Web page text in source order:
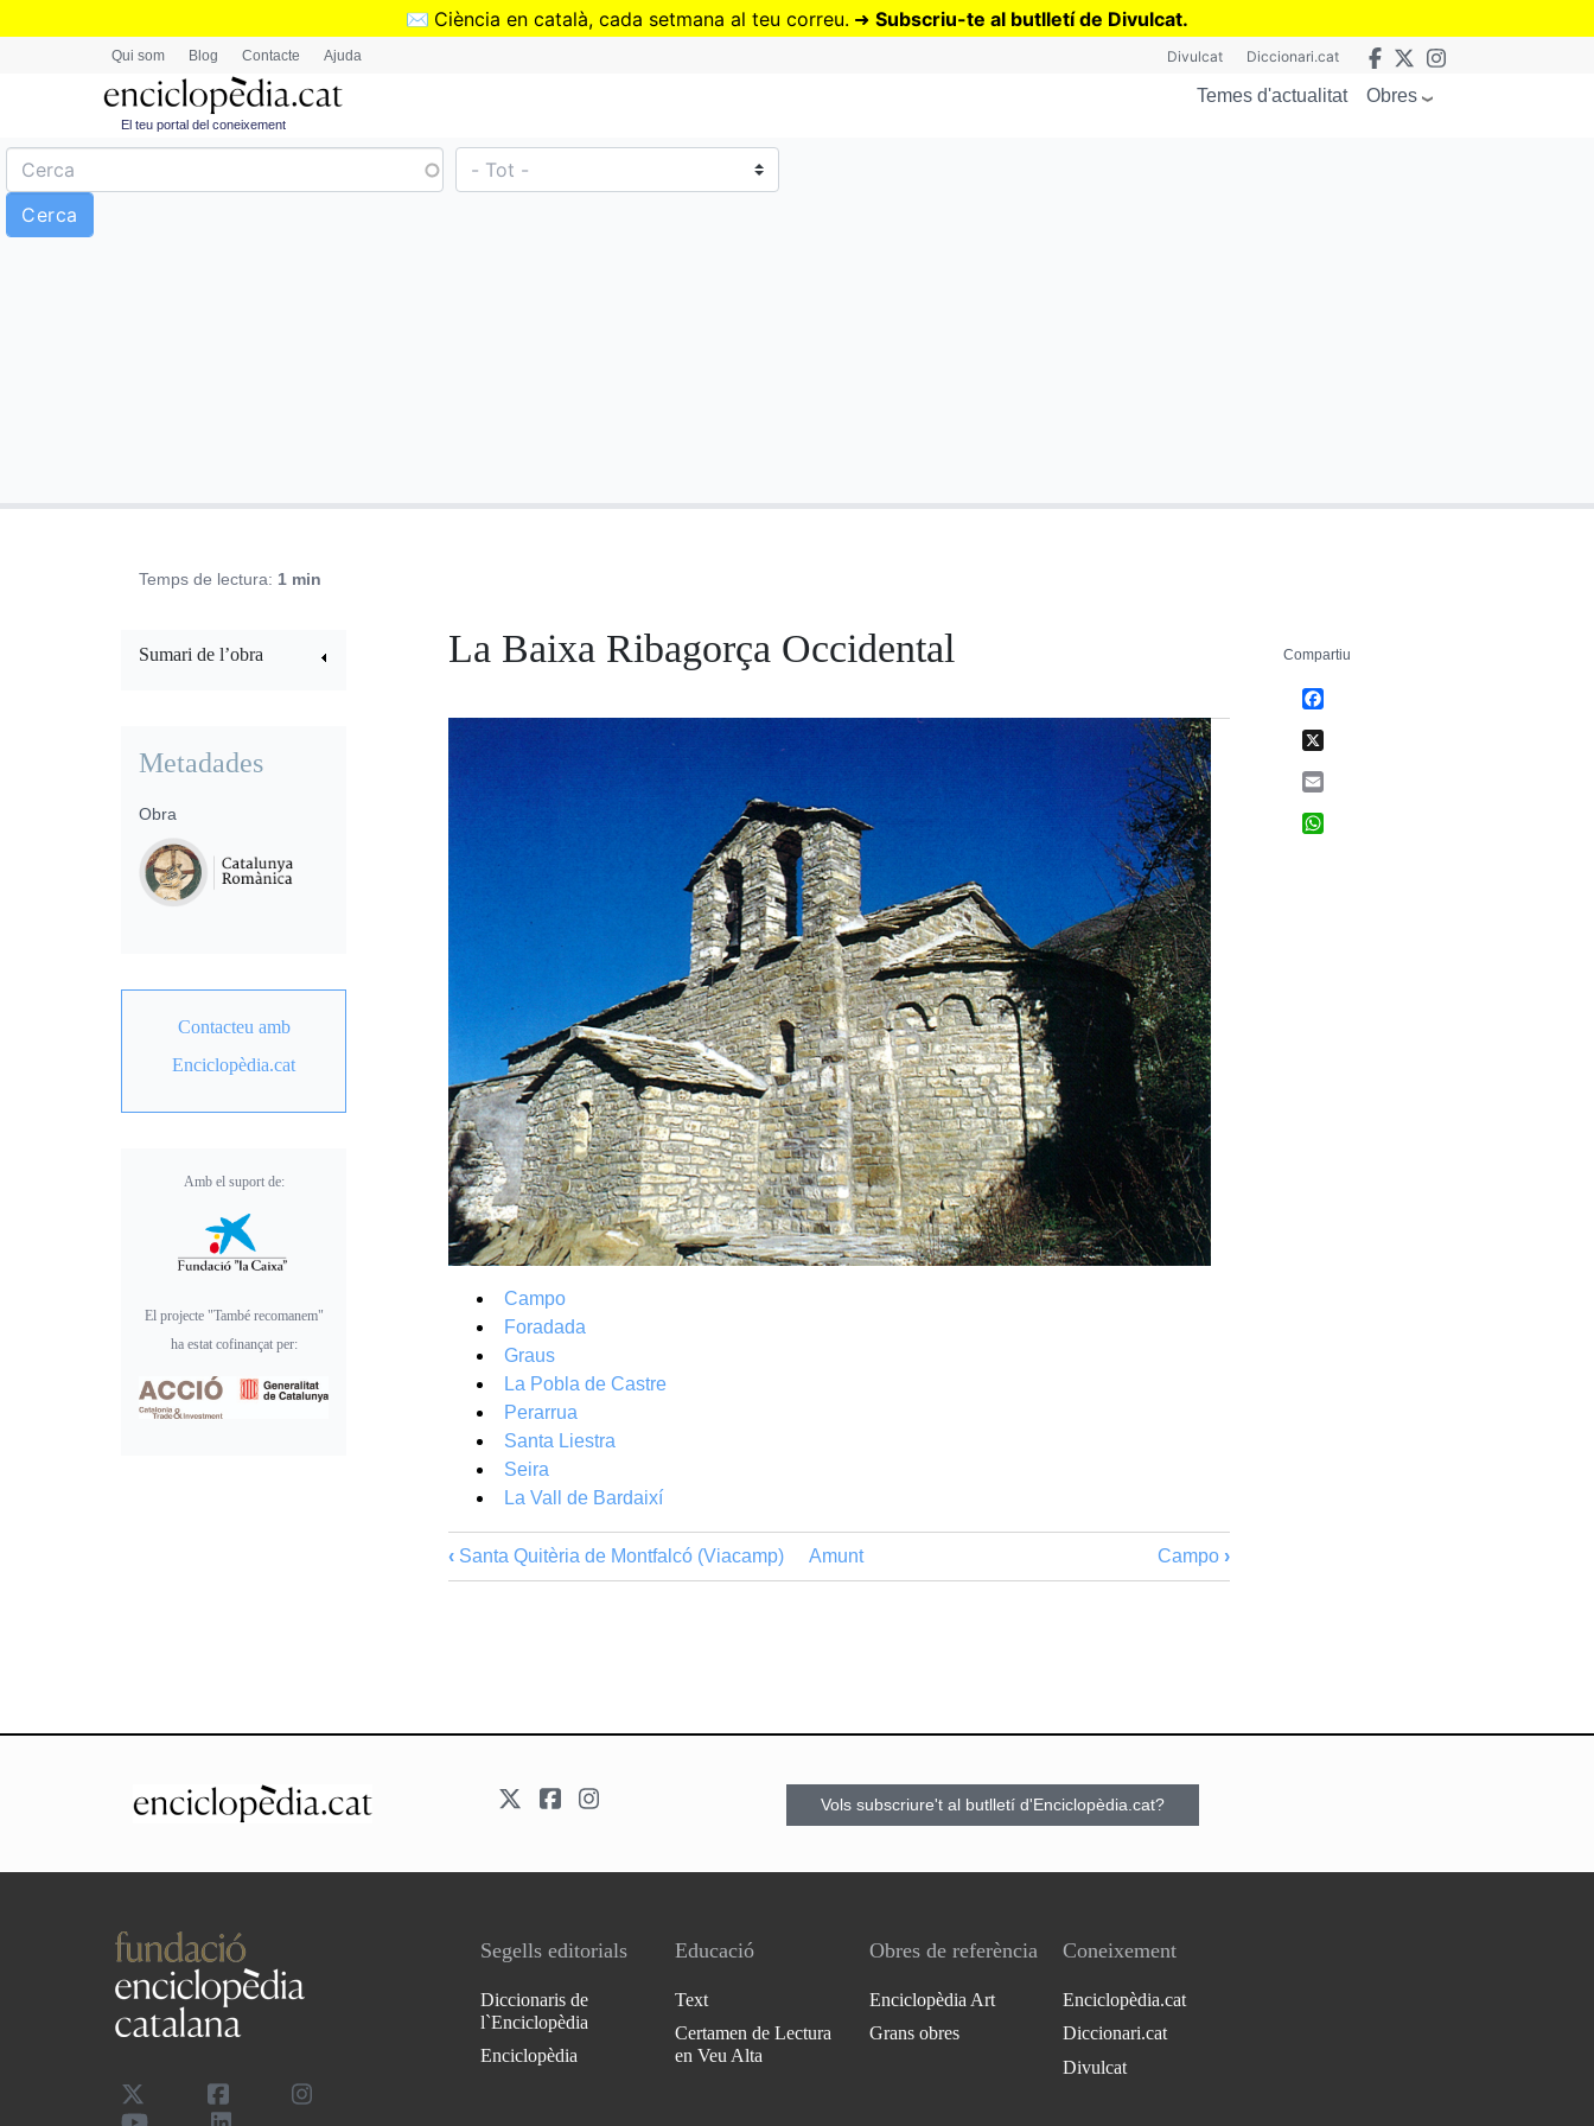
Vés
✉️ Ciència en català, cada setmana al teu correu. ➜ Subscriu-te al butlletí de Divulcat.
Qui som Blog Contacte Ajuda Divulcat Diccionari.cat
El teu portal del coneixement
Temes d'actualitat Obres
Temps de lectura: 1 min
La Baixa Ribagorça Occidental
Campo
Foradada
Graus
La Pobla de Castre
Perarrua
Santa Liestra
Seira
La Vall de Bardaixí
‹ Santa Quitèria de Montfalcó (Viacamp) Amunt Campo ›
Sumari de l’obra
Metadades
Obra
Contacteu amb
Enciclopèdia.cat
Amb el suport de:
El projecte "També recomanem"
ha estat cofinançat per:
Compartiu
Vols subscriure't al butlletí d'Enciclopèdia.cat?
Segells editorials
Diccionaris de
l`Enciclopèdia
Enciclopèdia
Educació
Text
Certamen de Lectura
en Veu Alta
Obres de referència
Enciclopèdia Art
Grans obres
Coneixement
Enciclopèdia.cat
Diccionari.cat
Divulcat